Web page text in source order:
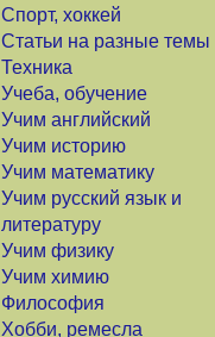
Спорт, хоккей
Статьи на разные темы
Техника
Учеба, обучение
Учим английский
Учим историю
Учим математику
Учим русский язык и
литературу
Учим физику
Учим химию
Философия
Хобби, ремесла